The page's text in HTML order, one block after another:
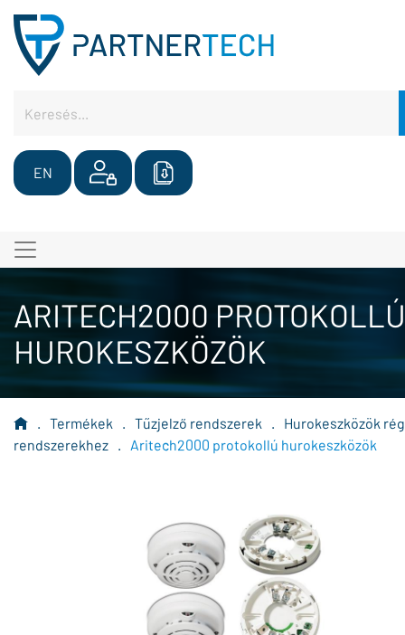
EN
ARITECH2000 PROTOKOLLÚ
HUROKESZKÖZÖK
. Termékek . Tűzjelző rendszerek .
Hurokeszközök
rendszerekhez . Aritech2000 protokollú hurokeszközök